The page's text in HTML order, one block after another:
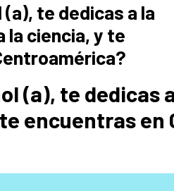
te dedicas a la
la ciencia, y te
(a), te dedicas
encuentras